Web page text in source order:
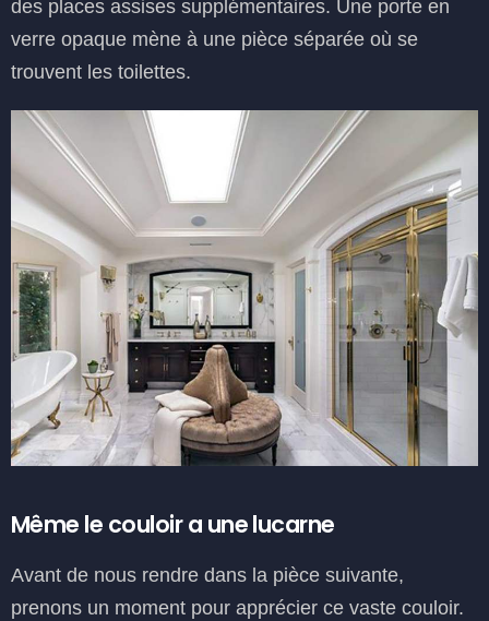
des places assises supplémentaires. Une porte en
verre opaque mène à une pièce séparée où se
trouvent les toilettes.
Même le couloir a une lucarne
Avant de nous rendre dans la pièce suivante,
prenons un moment pour apprécier ce vaste couloir.